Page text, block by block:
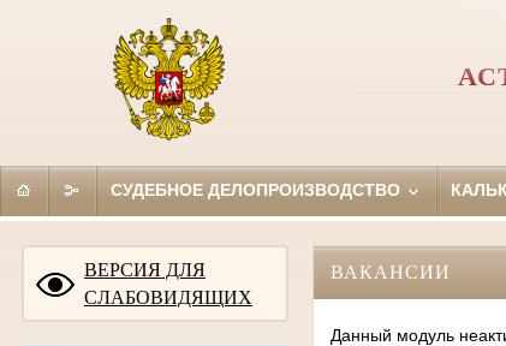
СУДЕБНОЕ ДЕЛОПРОИЗВОДСТВО
ВЕРСИЯ ДЛЯ
СЛАБОВИДЯЩИХ
ВАКАНСИИ
Данный модуль